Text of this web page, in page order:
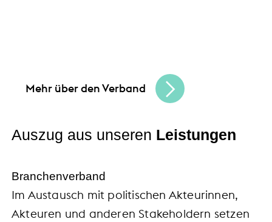
Mehr über den Verband
Auszug aus unseren Leistungen
Branchenverband
Im Austausch mit politischen Akteurinnen,
Akteuren und anderen Stakeholdern setzen